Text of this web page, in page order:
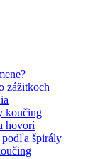
zážitkoch
koučing
hovorí
podľa špirály